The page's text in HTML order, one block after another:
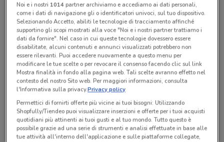
Ci dispiace, al momento non abbiamo pubblicato
volantini nella tua zona. Riprova più tardi.
Noi e i nostri 1014partner archiviamo e accediamo ai dati personali,
come i dati di navigazione gli o identificatori univoci, sul tuo dispositivo.
Selezionando Accetto, abiliti le tecnologie di tracciamento affinché
supportino gli scopi mostrati alla voce "Noi e i nostri partner trattiamo i
dati da fornire". Nel caso in cui queste tecnologie dovessero essere
disabilitate, alcuni contenuti e annunci visualizzati potrebbero non
essere rilevanti. Puoi accedere nuovamente a questo menu per
modificare le tue scelte o per revocare il consenso facendo clic sul link
Mostra finalità in fondo alla pagina web. Tali scelte avranno effetto nel
contesto del nostro Sito web. Per maggiori informazioni, consulta
l'Informativa sulla privacy.Privacy policy
Permettici di fornirti offerte più vicine ai tuoi bisogni: Utilizzando
Shopfully/Tiendeo puoi visualizzare inserzioni e offerte per i tuoi acquisti
quotidiani più attinenti ai tuoi gusti e al tuo mondo. Tutto questo è
possibile grazie ad una serie di strumenti e analisi effettuate in base alle
tue attività all'interno dell'applicazione e sulle piattaforme collegate,